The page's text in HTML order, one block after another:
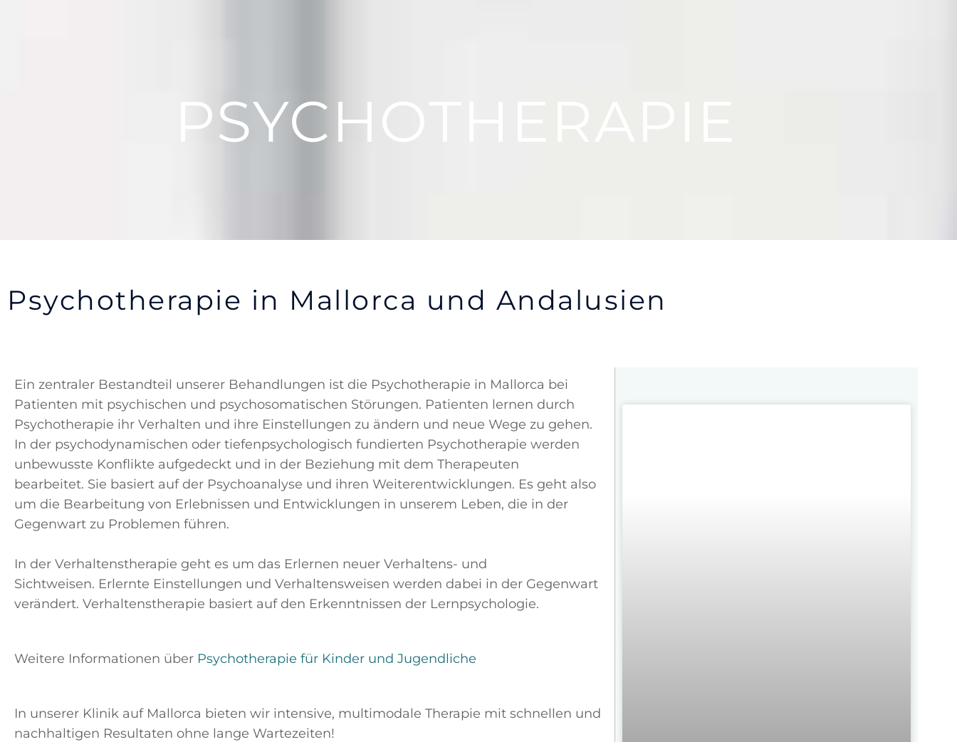
PSYCHOTHERAPIE
Psychotherapie in Mallorca und Andalusien
Ein zentraler Bestandteil unserer Behandlungen ist die Psychotherapie in Mallorca bei
Patienten mit psychischen und psychosomatischen Störungen. Patienten lernen durch
Psychotherapie ihr Verhalten und ihre Einstellungen zu ändern und neue Wege zu gehen.
In der psychodynamischen oder tiefenpsychologisch fundierten Psychotherapie werden
unbewusste Konflikte aufgedeckt und in der Beziehung mit dem Therapeuten
bearbeitet. Sie basiert auf der Psychoanalyse und ihren Weiterentwicklungen. Es geht also
um die Bearbeitung von Erlebnissen und Entwicklungen in unserem Leben, die in der
Gegenwart zu Problemen führen.
In der Verhaltenstherapie geht es um das Erlernen neuer Verhaltens- und
Sichtweisen. Erlernte Einstellungen und Verhaltensweisen werden dabei in der Gegenwart
verändert. Verhaltenstherapie basiert auf den Erkenntnissen der Lernpsychologie.
Weitere Informationen über Psychotherapie für Kinder und Jugendliche
In unserer Klinik auf Mallorca bieten wir intensive, multimodale Therapie mit schnellen und
nachhaltigen Resultaten ohne lange Wartezeiten!